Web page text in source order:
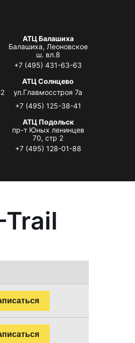
АТЦ Балашиха
Балашиха, Леоновское
ш. вл.8
+7 (495) 431-63-63
АТЦ Солнцево
ул.Главмосстроя 7а
+7 (495) 125-38-41
АТЦ Подольск
пр-т Юных ленинцев
70, стр 2
+7 (495) 128-01-88